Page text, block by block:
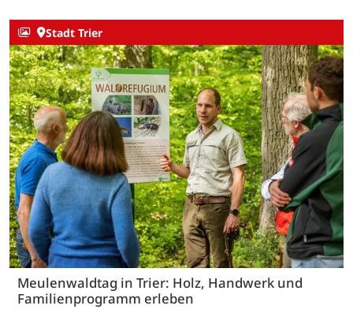
Stadt Trier
Meulenwaldtag in Trier: Holz, Handwerk und
Familienprogramm erleben